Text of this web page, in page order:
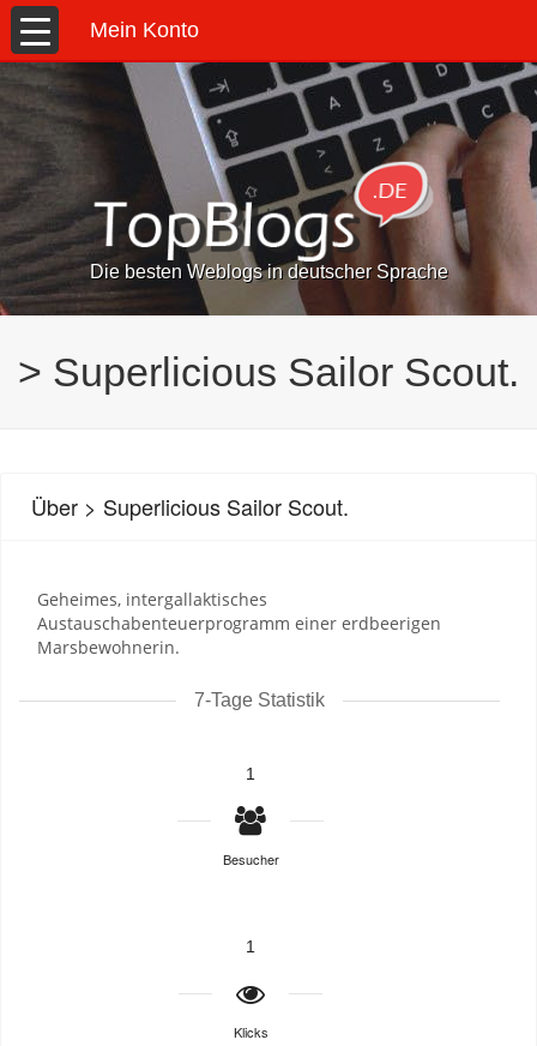
Mein Konto
Die besten Weblogs in deutscher Sprache
> Superlicious Sailor Scout.
Über > Superlicious Sailor Scout.
Geheimes, intergallaktisches
Austauschabenteuerprogramm einer erdbeerigen
Marsbewohnerin.
7-Tage Statistik
1
Besucher
1
Klicks